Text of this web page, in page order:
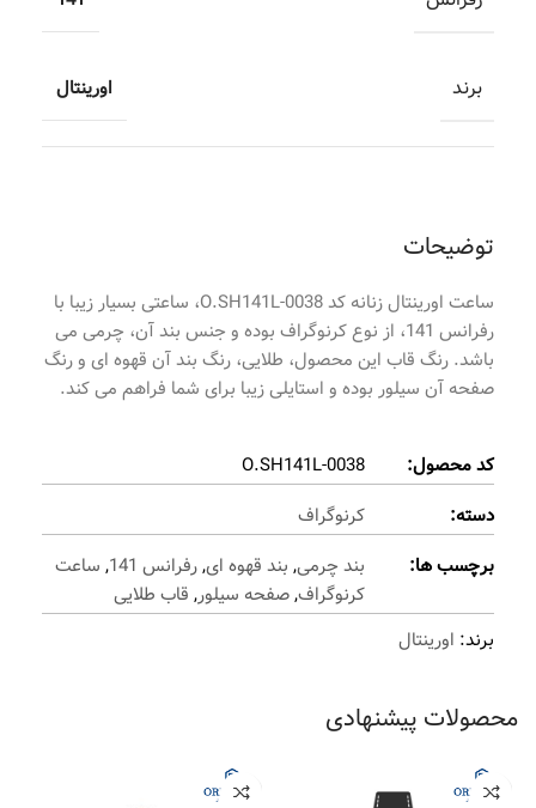
توضیحات
ساعت اورینتال زنانه کد O.SH141L-0038، ساعتی بسیار زیبا با
رفرانس 141، از نوع کرنوگراف بوده و جنس بند آن، چرمی می
باشد. رنگ قاب این محصول، طلایی، رنگ بند آن قهوه ای و رنگ
صفحه آن سیلور بوده و استایلی زیبا برای شما فراهم می کند.
کد محصول:
O.SH141L-0038
دسته:
کرنوگراف
برچسب ها:
بند چرمی, بند قهوه ای,رفرانس 141 , ساعت
کرنوگراف,صفحه سیلور, قاب طلایی
برند: اورینتال
برند اورینتال
محصولات پیشنهادی